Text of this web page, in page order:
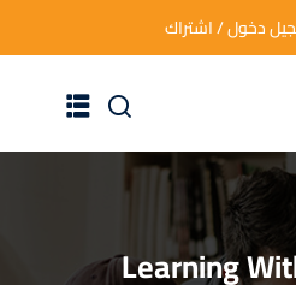
دخول / اشتراك
الرئيسية
عن الأكاديمية
Learning